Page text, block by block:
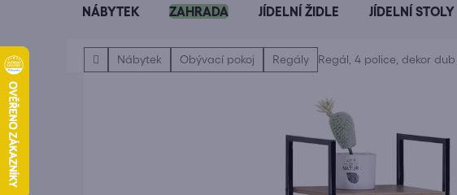
NÁBYTEK ZAHRADA JÍDELNÍ ŽIDLE JÍDELNÍ STOLY
DomůNábytek Obývací pokoj Regály Regál, 4 police, dekor dub